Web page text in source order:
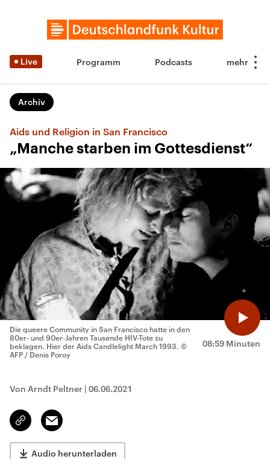
Live Programm Podcasts
Archiv
Aids und Religion in San Francisco
„Manche starben im Gottesdienst“
08:59 Minuten
Die queere Community in San Francisco hatte in den
80er- und 90er-Jahren Tausende HIV-Tote zu
beklagen. Hier der Aids Candlelight March 1993. ©
AFP / Denis Poroy
Von Arndt Peltner | 06.06.2021
Link
kopieren/teilen
Email
Audio herunterladen